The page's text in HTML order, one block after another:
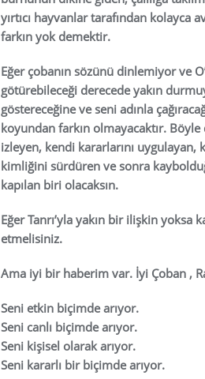
yırtıcı hayvanlar tarafından
farkın yok demektir.
Eğer çobanın sözünü dinlemiyor ve
götürebileceği derecede yakın
göstereceğine ve seni adınla
koyundan farkın olmayacaktır.
izleyen, kendi kararlarını
kimliğini sürdüren ve sonra
kapılan biri olacaksın.
Eğer Tanrı’yla yakın bir ilişkin
etmelisiniz.
Ama iyi bir haberim var. İyi Çoban ,
Seni etkin biçimde arıyor.
Seni canlı biçimde arıyor.
Seni kişisel olarak arıyor.
Seni kararlı bir biçimde arıyor.